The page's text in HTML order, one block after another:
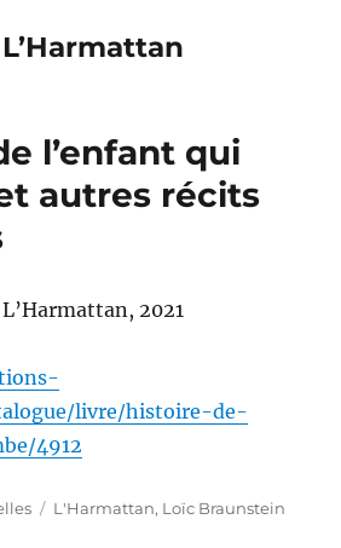
L’Harmattan
l’enfant qui
autres récits
2021
livre/histoire-de-
4912
Étiquettes
L'Harmattan, Loïc Braunstein